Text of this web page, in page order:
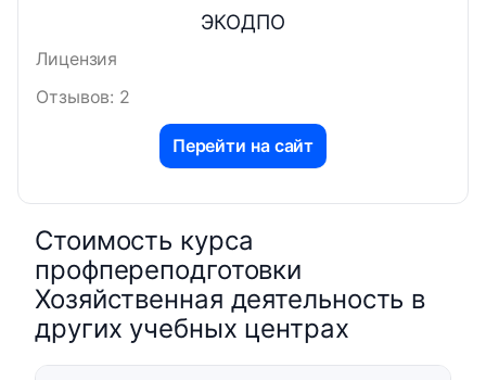
ЭКОДПО
Лицензия
Отзывов: 2
Перейти на сайт
Стоимость курса
профпереподготовки
Хозяйственная деятельность в
других учебных центрах